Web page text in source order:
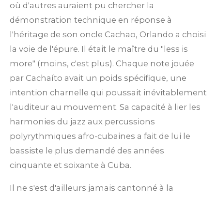
où d'autres auraient pu chercher la
démonstration technique en réponse à
l'héritage de son oncle Cachao, Orlando a choisi
la voie de l'épure. Il était le maître du "less is
more" (moins, c'est plus). Chaque note jouée
par Cachaíto avait un poids spécifique, une
intention charnelle qui poussait inévitablement
l'auditeur au mouvement. Sa capacité à lier les
harmonies du jazz aux percussions
polyrythmiques afro-cubaines a fait de lui le
bassiste le plus demandé des années
cinquante et soixante à Cuba.
Il ne s'est d'ailleurs jamais cantonné à la